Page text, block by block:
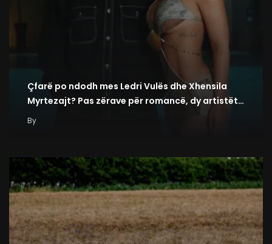
Çfarë po ndodh mes Ledri Vulës dhe Xhensila
Myrtezajt? Pas zërave për romancë, dy artistët…
By